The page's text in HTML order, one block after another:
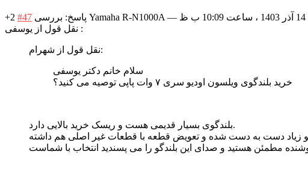
+2 #47 پاسخ: بررسی Yamaha R-N1000A —
نقل قول از یوسفی :
نقل قول از شهرام:
سلام خانم دکتر یوسفی
خرید بلندگوی ویلسون اودیو سری ۷ وات پاپی توصیه می کنید؟
بلندگوی بسیار قدیمی هست و ریسک خرید بالایی دارد.